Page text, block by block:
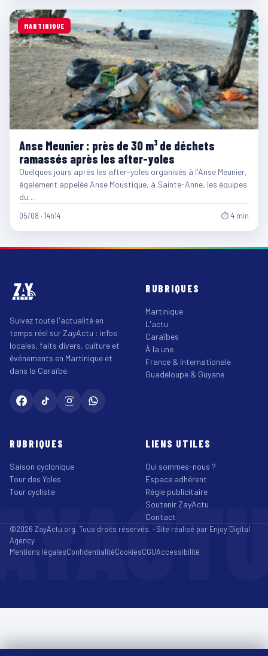
MARTINIQUE
Anse Meunier : près de 30 m³ de déchets
ramassés après les after-yoles
Quelques jours après les after-yoles organisés à l'Anse Meunier,
également appelée Anse Moustique, à Sainte-Anne, les équipes
du…
05/08 · 14h14 ⏱ 4 min
Suivez toute l'actualité en
temps réel sur ZayActu : infos
locales, faits divers, culture et
événements en Martinique et
dans la Caraïbe.
RUBRIQUES
Martinique
L'actu
Caraïbes
À la une
France & Internationale
Guadeloupe & Guyane
RUBRIQUES
Saison cyclonique
Tour des Yoles
Tour cycliste
LIENS UTILES
Qui sommes-nous ?
Espace adhérent
Régie publicitaire
Soutenir ZayActu
Contact
©2026 ZayActu.org. Tous droits réservés. · Site réalisé par Enjoy Digital
Agency
Mentions légalesConfidentialitéCookiesCGUAccessibilité